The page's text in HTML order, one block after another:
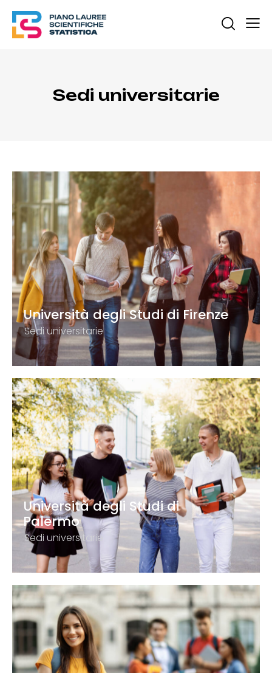
Sedi universitarie
Università degli Studi di Firenze
Sedi universitarie
Università degli Studi di
Palermo
Sedi universitarie